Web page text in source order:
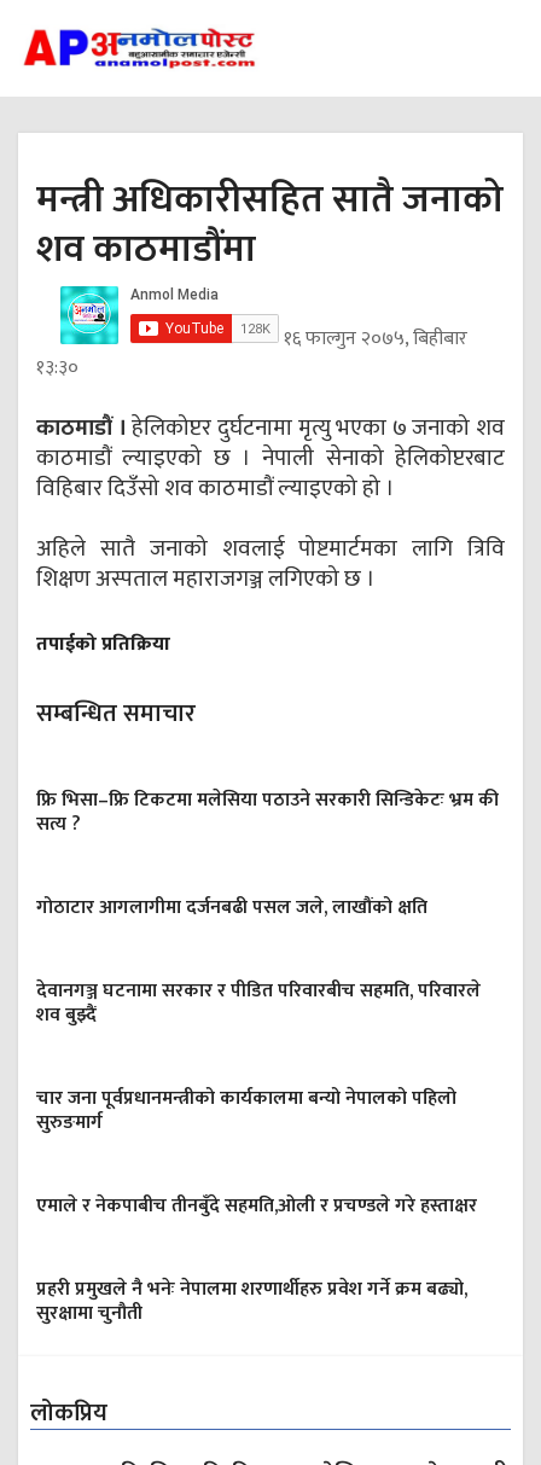
मन्त्री अधिकारीसहित सातै जनाको
शव काठमाडौंमा
१६ फाल्गुन २०७५, बिहीबार
१३:३०
काठमाडौं ।हेलिकोप्टर दुर्घटनामा मृत्यु भएका ७ जनाको शव
काठमाडौं ल्याइएको छ । नेपाली सेनाको हेलिकोप्टरबाट
विहिबार दिउँसो शव काठमाडौं ल्याइएको हो ।
अहिले सातै जनाको शवलाई पोष्टमार्टमका लागि त्रिवि
शिक्षण अस्पताल महाराजगञ्ज लगिएको छ ।
तपाईको प्रतिक्रिया
सम्बन्धित समाचार
फ्रि भिसा–फ्रि टिकटमा मलेसिया पठाउने सरकारी सिन्डिकेटः भ्रम की
सत्य ?
गोठाटार आगलागीमा दर्जनबढी पसल जले, लाखौंको क्षति
देवानगञ्ज घटनामा सरकार र पीडित परिवारबीच सहमति, परिवारले
शव बुझ्दैं
चार जना पूर्वप्रधानमन्त्रीको कार्यकालमा बन्यो नेपालको पहिलो
सुरुङमार्ग
एमाले र नेकपाबीच तीनबुँदे सहमति,ओली र प्रचण्डले गरे हस्ताक्षर
प्रहरी प्रमुखले नै भनेः नेपालमा शरणार्थीहरु प्रवेश गर्ने क्रम बढ्यो,
सुरक्षामा चुनौती
लोकप्रिय